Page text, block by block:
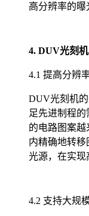
高分辨率的曝
4. DUV光刻
4.1 提高分辨
DUV光刻机
足先进制程
的电路图案越
内精确地转移
光源，在实现
4.2 支持大规